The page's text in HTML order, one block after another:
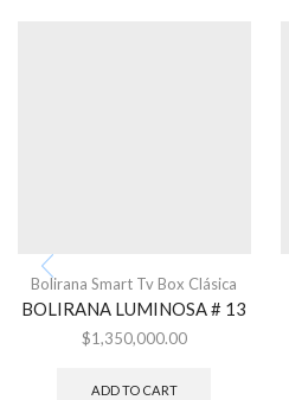
Bolirana Smart Tv Box Clásica
BOLIRANA LUMINOSA # 13
$1,350,000.00
ADD TO CART